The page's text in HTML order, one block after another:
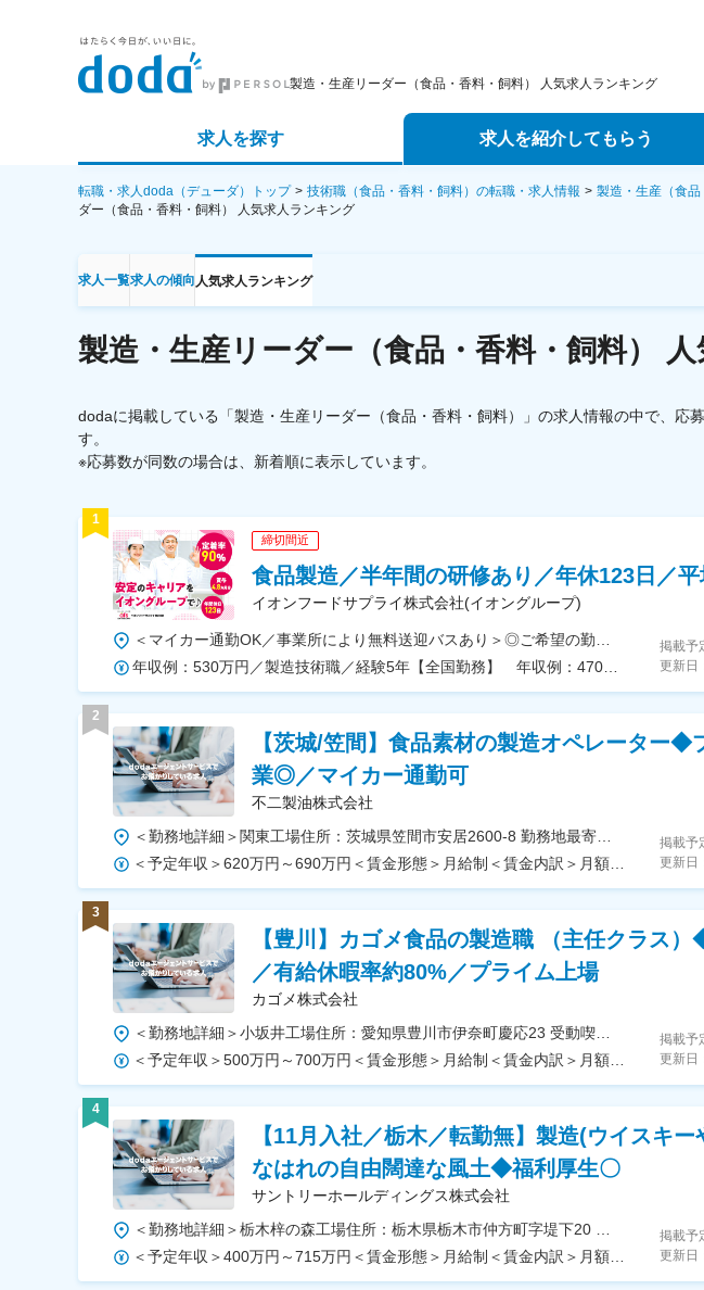
製造・生産リーダー（食品・香料・飼料） 人気求人ランキング
求人を探す
詳細条件から探す
求人を紹介してもらう
エージェントサービス
転職・求人doda（デューダ）トップ 技術職（食品・香料・飼料）の転職・求人情報 製造・生産（食
ダー（食品・香料・飼料）
人気求人ランキング
求人一覧求人の傾向人気求人ランキング
製造・生産リーダー（食品・香料・飼料）
dodaに掲載している「製造・生産リーダー（食品・香料・飼料）」の求人情報の中で、応
す。
※応募数が同数の場合は、新着順に表示しています。
1
締切間近
食品製造／半年間の研修あり／年休123日／平
イオンフードサプライ株式会社(イオングループ)
掲載予
更新日
2
【茨城/笠間】食品素材の製造オペレーター◆
業◎／マイカー通勤可
不二製油株式会社
掲載予
更新日
3
【豊川】カゴメ食品の製造職 （主任クラス
／有給休暇率約80%／プライム上場
カゴメ株式会社
掲載予
更新日
4
【11月入社／栃木／転勤無】製造(ウイスキ
なはれの自由闊達な風土◆福利厚生〇
サントリーホールディングス株式会社
掲載予
更新日